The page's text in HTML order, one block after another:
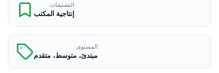
التصنيفات
إنتاجية المكتب
المستوى
مبتدئ، متوسط، متقدم